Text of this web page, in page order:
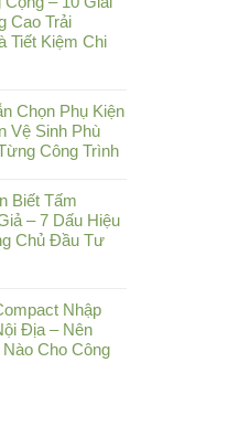
Cao Trải
Tiết Kiệm Chi
Chọn Phụ Kiện
Vệ Sinh Phù
Công Trình
Biết Tấm
– 7 Dấu Hiệu
Chủ Đầu Tư
Nhập
Địa – Nên
Cho Công